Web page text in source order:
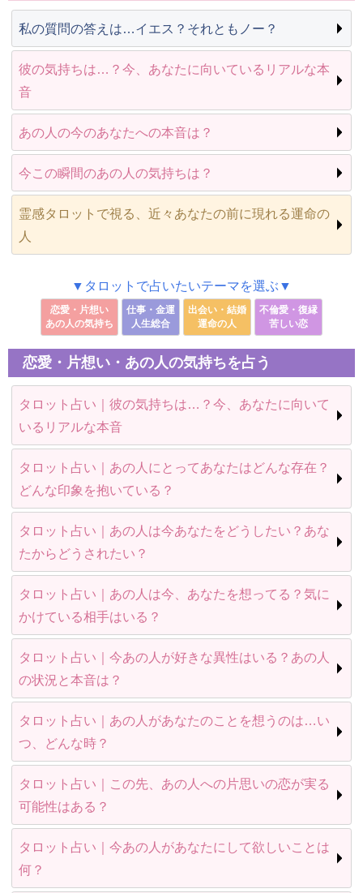
私の質問の答えは…イエス？それともノー？
彼の気持ちは…？今、あなたに向いているリアルな本
音
あの人の今のあなたへの本音は？
今この瞬間のあの人の気持ちは？
霊感タロットで視る、近々あなたの前に現れる運命の
人
▼タロットで占いたいテーマを選ぶ▼
恋愛・片想い
あの人の気持ち
仕事・金運
人生総合
出会い・結婚
運命の人
不倫愛・復縁
苦しい恋
恋愛・片想い・あの人の気持ちを占う
タロット占い｜彼の気持ちは…？今、あなたに向いて
いるリアルな本音
タロット占い｜あの人にとってあなたはどんな存在？
どんな印象を抱いている？
タロット占い｜あの人は今あなたをどうしたい？あな
たからどうされたい？
タロット占い｜あの人は今、あなたを想ってる？気に
かけている相手はいる？
タロット占い｜今あの人が好きな異性はいる？あの人
の状況と本音は？
タロット占い｜あの人があなたのことを想うのは…い
つ、どんな時？
タロット占い｜この先、あの人への片思いの恋が実る
可能性はある？
タロット占い｜今あの人があなたにして欲しいことは
何？